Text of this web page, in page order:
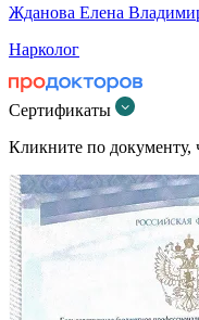
Жданова Елена
Нарколог
Сертификаты
Кликните по документу,